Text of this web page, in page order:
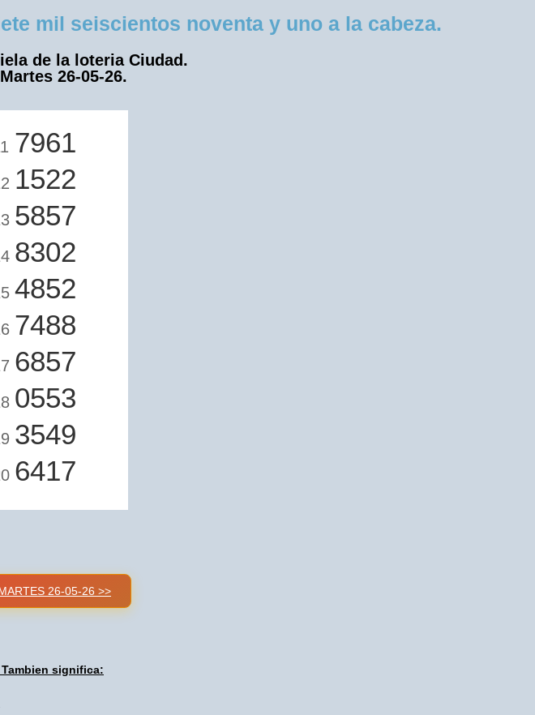
mil seiscientos noventa y uno a la cabeza.
de la loteria Ciudad.
26-05-26.
7961
1522
5857
8302
4852
7488
6857
0553
3549
6417
26-05-26 >>
significa: